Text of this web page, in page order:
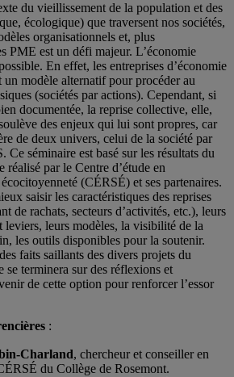
du vieillissement de la population et des
écologique) que traversent nos sociétés,
organisationnels et, plus
PME est un défi majeur. L’économie
En effet, les entreprises d’économie
modèle alternatif pour procéder au
(sociétés par actions). Cependant, si
documentée, la reprise collective, elle,
des enjeux qui lui sont propres, car
de deux univers, celui de la société par
Ce séminaire est basé sur les résultats du
réalisé par le Centre d’étude en
(CÉRSÉ) et ses partenaires.
saisir les caractéristiques des reprises
de rachats, secteurs d’activités, etc.), leurs
leviers, leurs modèles, la visibilité de la
les outils disponibles pour la soutenir.
faits saillants des divers projets du
se terminera sur des réflexions et
de cette option pour renforcer l’essor
:
Charland, chercheur et conseiller en
du Collège de Rosemont.